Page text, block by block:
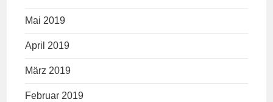
Mai 2019
April 2019
März 2019
Februar 2019